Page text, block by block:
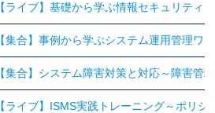
【ライブ】基礎から学ぶ情報セキュリティ
【集合】事例から学ぶシステム運用管理ワ
【集合】システム障害対策と対応～障害管
【ライブ】ISMS実践トレーニング～ポリ